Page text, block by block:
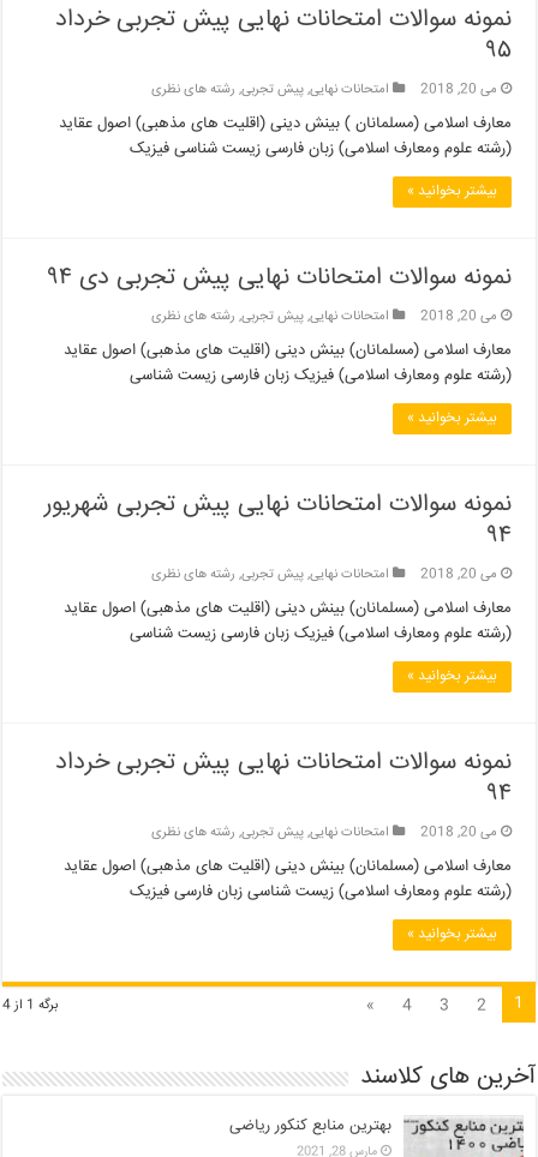
نمونه سوالات امتحانات نهایی پیش تجربی خرداد
۹۵
می 20, 2018 امتحانات نهایی,پیش تجربی, رشته های نظری
معارف اسلامی (مسلمانان ) بینش دینی (اقلیت های مذهبی) اصول عقاید
(رشته علوم ومعارف اسلامی) زبان فارسی زیست شناسی فیزیک
بیشتر بخوانید »
نمونه سوالات امتحانات نهایی پیش تجربی دی ۹۴
می 20, 2018 امتحانات نهایی,پیش تجربی, رشته های نظری
معارف اسلامی (مسلمانان) بینش دینی (اقلیت های مذهبی) اصول عقاید
(رشته علوم ومعارف اسلامی) فیزیک زبان فارسی زیست شناسی
بیشتر بخوانید »
نمونه سوالات امتحانات نهایی پیش تجربی شهریور
۹۴
می 20, 2018 امتحانات نهایی,پیش تجربی, رشته های نظری
معارف اسلامی (مسلمانان) بینش دینی (اقلیت های مذهبی) اصول عقاید
(رشته علوم ومعارف اسلامی) فیزیک زبان فارسی زیست شناسی
بیشتر بخوانید »
نمونه سوالات امتحانات نهایی پیش تجربی خرداد
۹۴
می 20, 2018 امتحانات نهایی,پیش تجربی, رشته های نظری
معارف اسلامی (مسلمانان) بینش دینی (اقلیت های مذهبی) اصول عقاید
(رشته علوم ومعارف اسلامی) زیست شناسی زبان فارسی فیزیک
بیشتر بخوانید »
برگه 1 از 4 1
2
3
4
»
آخرین های کلاسند
بهترین منابع کنکور ریاضی
مارس 28, 2021